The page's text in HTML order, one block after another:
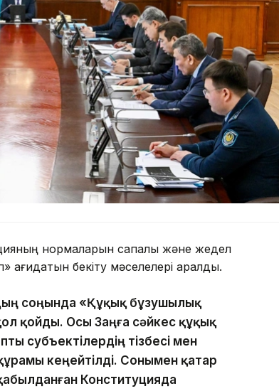
нормаларын сапалы және жедел
қағидатын бекіту мәселелері қаралды.
соңында «Құқық бұзушылық
қойды. Осы Заңға сәйкес құқық
субъектілердің тізбесі мен
кеңейтілді. Сонымен қатар
Конституцияда